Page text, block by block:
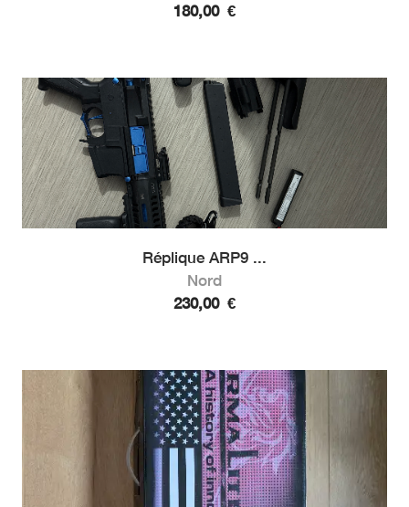
180,00 €
Réplique ARP9 ...
Nord
230,00 €